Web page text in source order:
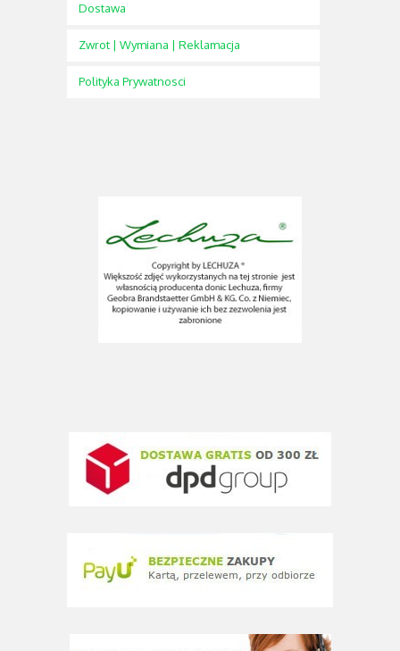
Dostawa
Zwrot | Wymiana | Reklamacja
Polityka Prywatnosci